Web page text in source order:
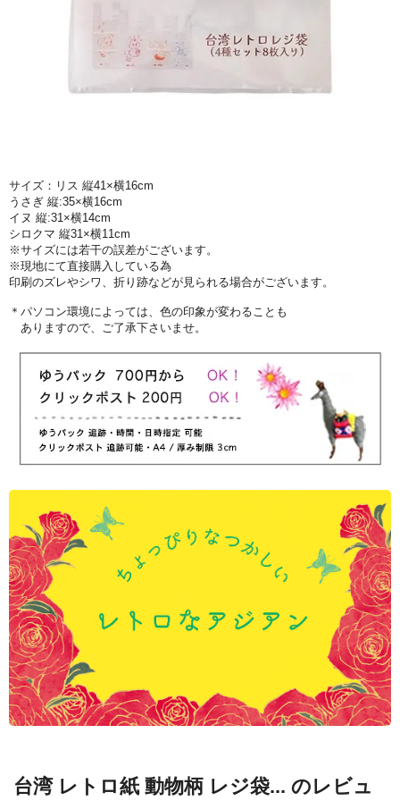
サイズ：リス 縦41×横16cm
うさぎ 縦:35×横16cm
イヌ 縦:31×横14cm
シロクマ 縦31×横11cm
※サイズには若干の誤差がございます。
※現地にて直接購入している為
印刷のズレやシワ、折り跡などが見られる場合がございます。
＊パソコン環境によっては、色の印象が変わることも
ありますので、ご了承下さいませ。
台湾 レトロ紙 動物柄 レジ袋... のレビュ